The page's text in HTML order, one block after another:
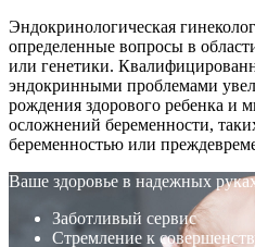
Эндокринологическая
определенные вопросы в
или генетики.
эндокринными проблемами
рождения здорового ребенка и
осложнений беременности,
беременностью или
Ваше здоровье в надежных
Заботливый сервис
Стремление к